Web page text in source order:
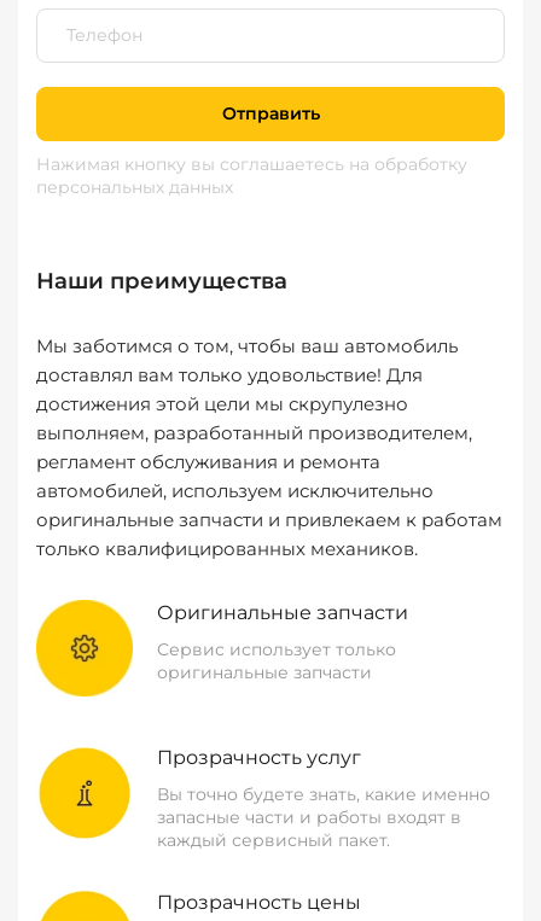
Отправить
Нажимая кнопку вы соглашаетесь на обработку
персональных данных
Наши преимущества
Мы заботимся о том, чтобы ваш автомобиль
доставлял вам только удовольствие! Для
достижения этой цели мы скрупулезно
выполняем, разработанный производителем,
регламент обслуживания и ремонта
автомобилей, используем исключительно
оригинальные запчасти и привлекаем к работам
только квалифицированных механиков.
Оригинальные запчасти
Сервис использует только
оригинальные запчасти
Прозрачность услуг
Вы точно будете знать, какие именно
запасные части и работы входят в
каждый сервисный пакет.
Прозрачность цены